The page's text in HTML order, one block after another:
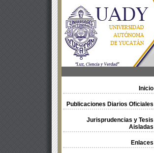
Inicio
Publicaciones Diarios Oficiales
Jurisprudencias y Tesis
Aisladas
Enlaces